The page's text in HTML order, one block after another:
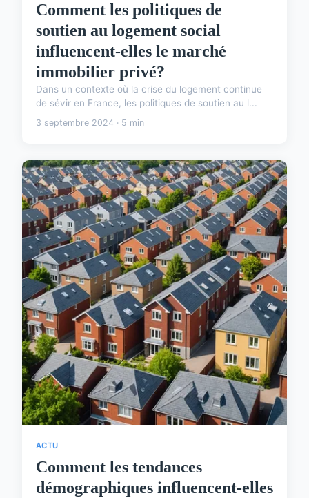
Comment les politiques de
soutien au logement social
influencent-elles le marché
immobilier privé?
Dans un contexte où la crise du logement continue
de sévir en France, les politiques de soutien au l...
3 septembre 2024 · 5 min
ACTU
Comment les tendances
démographiques influencent-elles